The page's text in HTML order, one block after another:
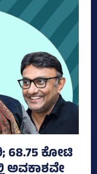
68.75 ಕೋಟಿ
ಅವಕಾಶವೇ